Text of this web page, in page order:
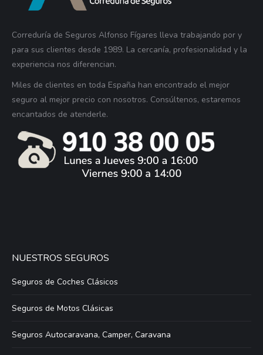
Correduría de Seguros Alfonso Fígares lleva trabajando por y
para sus clientes desde 1989. La cercanía, profesionalidad y la
experiencia nos diferencian.
Miles de clientes en toda España han encontrado el mejor
seguro al mejor precio con nosotros. Consúltenos, estaremos
encantados de atenderle.
NUESTROS SEGUROS
Seguros de Coches Clásicos
Seguros de Motos Clásicas
Seguros Autocaravana, Camper, Caravana